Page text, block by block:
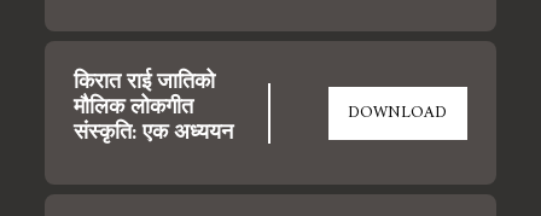
किरात राई जातिको
मौलिक लोकगीत
संस्कृति: एक अध्ययन
DOWNLOAD